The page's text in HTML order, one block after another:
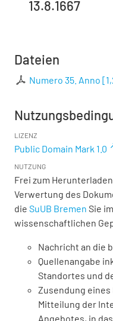
13.8.1667
Dateien
Numero 35. Anno [
LIZENZ
Public Domain Mark 1.0
NUTZUNG
Frei zum
Verwertung des
die SuUB Bremen Sie
wissenschaftlichen
Nachricht an die
Quellenangabe
Standortes und
Zusendung
Mitteilung der
Angebotes, in